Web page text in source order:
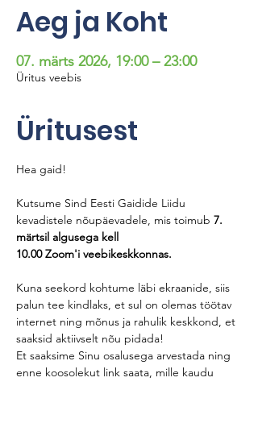
Aeg ja Koht
07. märts 2026, 19:00 – 23:00
Üritus veebis
Üritusest
Hea gaid!
Kutsume Sind Eesti Gaidide Liidu
kevadistele nõupäevadele, mis toimub 7.
märtsil algusega kell
10.00 Zoom'i veebikeskkonnas.
Kuna seekord kohtume läbi ekraanide, siis
palun tee kindlaks, et sul on olemas töötav
internet ning mõnus ja rahulik keskkond, et
saaksid aktiivselt nõu pidada!
Et saaksime Sinu osalusega arvestada ning
enne koosolekut link saata, mille kaudu